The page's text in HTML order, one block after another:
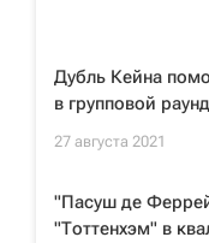
Дубль Кейна
в групповой
27 августа 2021
"Пасуш де
"Тоттенхэм" в